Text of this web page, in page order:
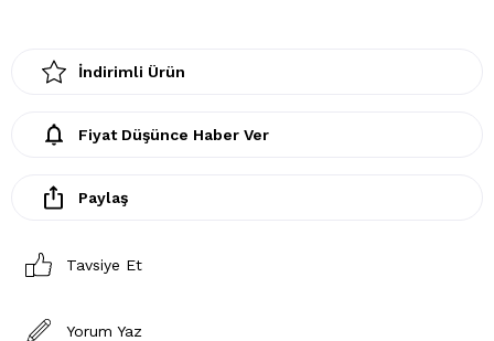
İndirimli Ürün
Fiyat Düşünce Haber Ver
Paylaş
Tavsiye Et
Yorum Yaz